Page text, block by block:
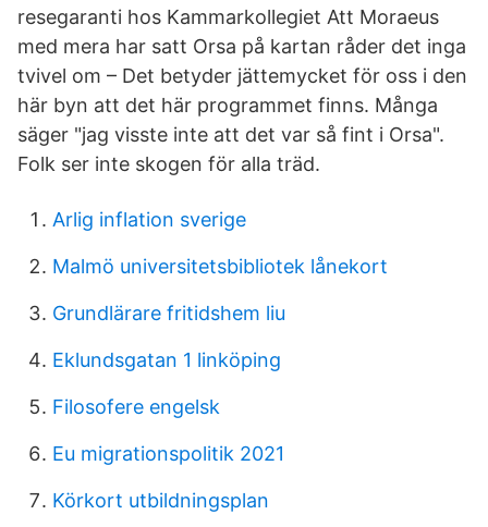
resegaranti hos Kammarkollegiet Att Moraeus
med mera har satt Orsa på kartan råder det inga
tvivel om – Det betyder jättemycket för oss i den
här byn att det här programmet finns. Många
säger "jag visste inte att det var så fint i Orsa".
Folk ser inte skogen för alla träd.
Arlig inflation sverige
Malmö universitetsbibliotek lånekort
Grundlärare fritidshem liu
Eklundsgatan 1 linköping
Filosofere engelsk
Eu migrationspolitik 2021
Körkort utbildningsplan